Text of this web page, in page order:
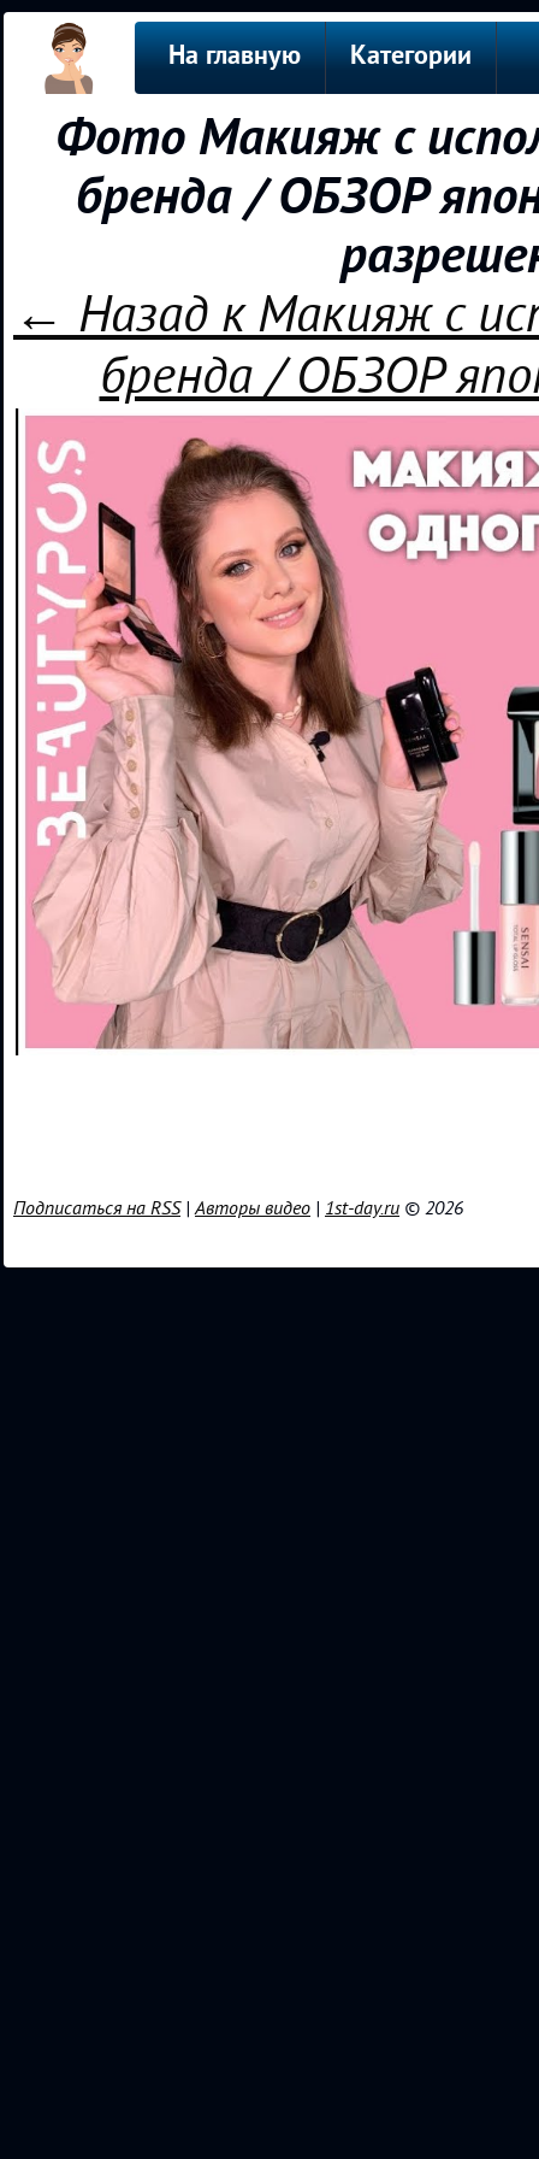
На главную Категории
Фото Макияж с
бренда / ОБЗОР
← Назад к Макияж с
бренда / ОБЗОР
Подписаться на RSS|Авторы видео | 1st-day.ru © 2026